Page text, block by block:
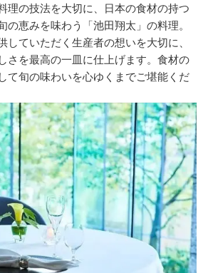
理の技法を大切に、日本の食材の持つ
の恵みを味わう「池田翔太」の料理。
していただく生産者の想いを大切に、
さを最高の一皿に仕上げます。食材の
て旬の味わいを心ゆくまでご堪能くだ